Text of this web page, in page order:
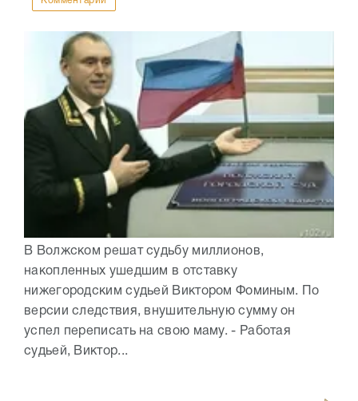
В Волжском решат судьбу миллионов,
накопленных ушедшим в отставку
нижегородским судьей Виктором Фоминым. По
версии следствия, внушительную сумму он
успел переписать на свою маму. - Работая
судьей, Виктор...